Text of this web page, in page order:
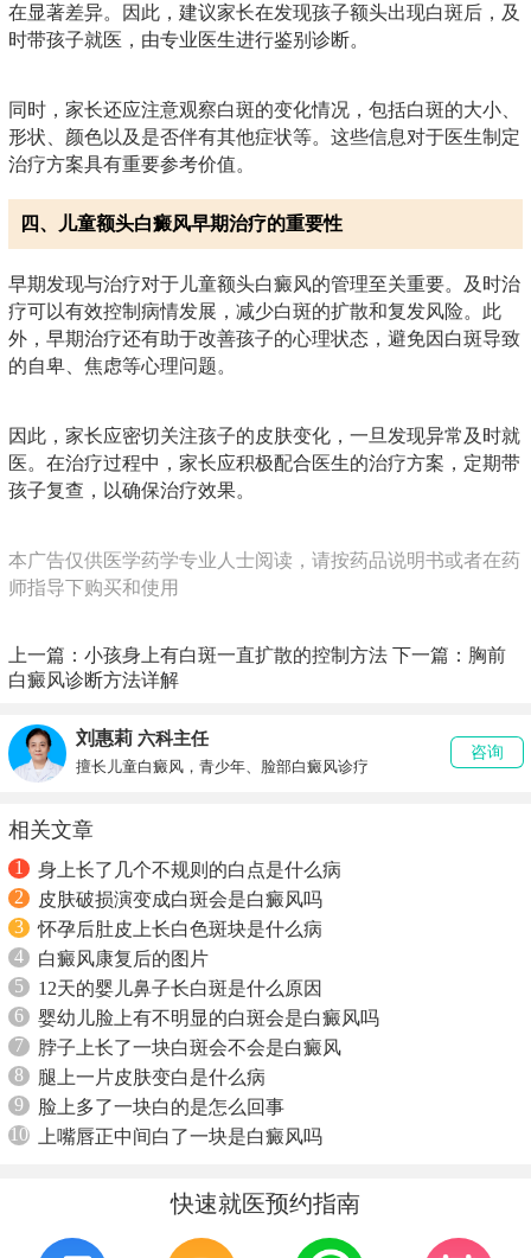
在显著差异。因此，建议家长在发现孩子额头出现白斑后，及
时带孩子就医，由专业医生进行鉴别诊断。
同时，家长还应注意观察白斑的变化情况，包括白斑的大小、
形状、颜色以及是否伴有其他症状等。这些信息对于医生制定
治疗方案具有重要参考价值。
四、儿童额头白癜风早期治疗的重要性
早期发现与治疗对于儿童额头白癜风的管理至关重要。及时治
疗可以有效控制病情发展，减少白斑的扩散和复发风险。此
外，早期治疗还有助于改善孩子的心理状态，避免因白斑导致
的自卑、焦虑等心理问题。
因此，家长应密切关注孩子的皮肤变化，一旦发现异常及时就
医。在治疗过程中，家长应积极配合医生的治疗方案，定期带
孩子复查，以确保治疗效果。
本广告仅供医学药学专业人士阅读，请按药品说明书或者在药
师指导下购买和使用
上一篇： 小孩身上有白斑一直扩散的控制方法 下一篇： 胸前
白癜风诊断方法详解
刘惠莉 六科主任
擅长儿童白癜风，青少年、脸部白癜风诊疗
咨询
相关文章
1
身上长了几个不规则的白点是什么病
2
皮肤破损演变成白斑会是白癜风吗
3
怀孕后肚皮上长白色斑块是什么病
4
白癜风康复后的图片
5
12天的婴儿鼻子长白斑是什么原因
6
婴幼儿脸上有不明显的白斑会是白癜风吗
7
脖子上长了一块白斑会不会是白癜风
8
腿上一片皮肤变白是什么病
9
脸上多了一块白的是怎么回事
10
上嘴唇正中间白了一块是白癜风吗
快速就医预约指南